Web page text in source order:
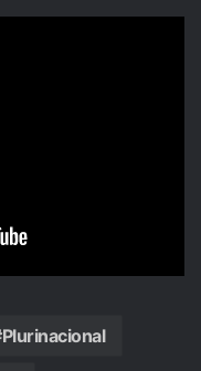
Plurinacional